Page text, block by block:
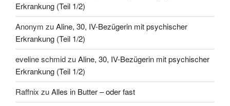
Erkrankung (Teil 1/2)
Anonym zuAline, 30, IV-Bezügerin mit psychischer
Erkrankung (Teil 1/2)
eveline schmidzuAline, 30, IV-Bezügerin mit psychischer
Erkrankung (Teil 1/2)
Raffnix zuAlles in Butter – oder fast